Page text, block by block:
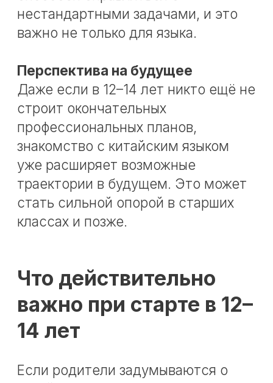
«А вдруг сейчас уже поздно и
смысла нет».
Эти сомнения понятны. Но гораздо
старта. Если ребёнку интересно,
если ему подходит формат и рядом
по возрасту и уровню, откладывать
из-за страха «мы не успели
раньше» нет смысла.
Начинать учить китайский язык в
12–14 лет не поздно. Это хороший,
живой и вполне подходящий
возраст для старта. Подросток уже
способен учиться более
важнее не то, почему ребёнок не
начал раньше, а то, в какой среде
он начнёт сейчас.
Если обучение выстроено
не перегрузкой, а новым